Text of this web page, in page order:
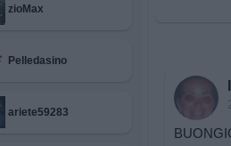
zioMax
Pelledasino
ariete59283